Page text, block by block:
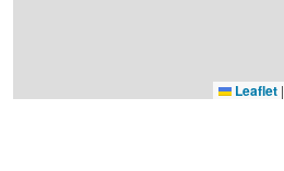
Leaflet |